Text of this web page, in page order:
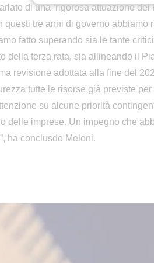
di una ‘rigorosa attuazione del
questi tre anni di governo abbiamo
fatto superando sia le tante
della terza rata, sia allineando il
revisione adottata alla fine del
tutte le risorse già previste per
su alcune priorità
delle imprese. Un impegno che
ha conclusdo Meloni.